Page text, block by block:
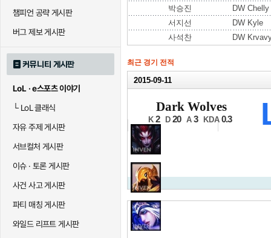
챔피언 공략 게시판
버그 제보 게시판
커뮤니티 게시판
LoL · e스포츠 이야기
└LoL 클래식
자유 주제 게시판
서브컬처 게시판
이슈 · 토론 게시판
사건 사고 게시판
파티 매칭 게시판
와일드 리프트 게시판
박승진
DW Chelly
서지선
DW Kyle
사석찬
DW
최근 경기 전적
2015-09-11
A조 4세트
Dark Wolves
K 2 D 20 A 3 KDA 0.3